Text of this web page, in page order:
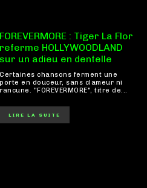
FOREVERMORE : Tiger La Flor
referme HOLLYWOODLAND
sur un adieu en dentelle
Certaines chansons ferment une
porte en douceur, sans clameur ni
rancune. "FOREVERMORE", titre de...
LIRE LA SUITE